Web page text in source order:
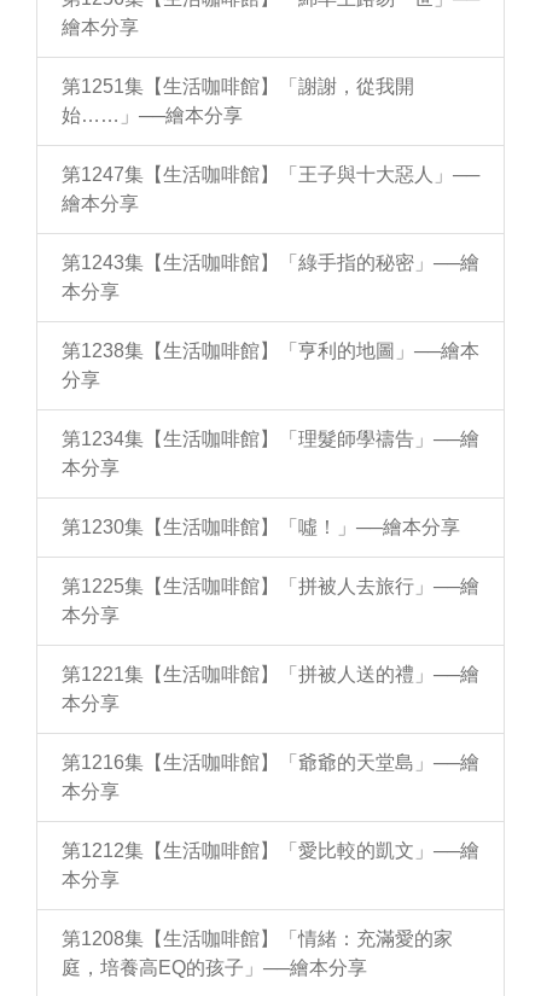
繪本分享
第1251集【生活咖啡館】「謝謝，從我開
始……」──繪本分享
第1247集【生活咖啡館】「王子與十大惡人」──
繪本分享
第1243集【生活咖啡館】「綠手指的秘密」──繪
本分享
第1238集【生活咖啡館】「亨利的地圖」──繪本
分享
第1234集【生活咖啡館】「理髮師學禱告」──繪
本分享
第1230集【生活咖啡館】「噓！」──繪本分享
第1225集【生活咖啡館】「拼被人去旅行」──繪
本分享
第1221集【生活咖啡館】「拼被人送的禮」──繪
本分享
第1216集【生活咖啡館】「爺爺的天堂島」──繪
本分享
第1212集【生活咖啡館】「愛比較的凱文」──繪
本分享
第1208集【生活咖啡館】「情緒：充滿愛的家
庭，培養高EQ的孩子」──繪本分享